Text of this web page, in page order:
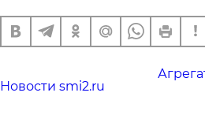
Новости smi2.ru